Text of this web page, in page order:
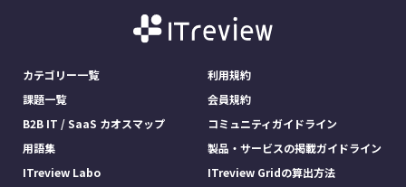
カテゴリー一覧
課題一覧
B2B IT / SaaS カオスマップ
用語集
ITreview Labo
利用規約
会員規約
コミュニティガイドライン
製品・サービスの掲載ガイドライン
ITreview Gridの算出方法